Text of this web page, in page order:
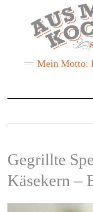
Mein Motto:
Gegrillte
Käsekern –